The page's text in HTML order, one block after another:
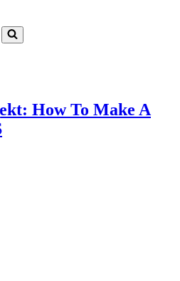
How To Make A